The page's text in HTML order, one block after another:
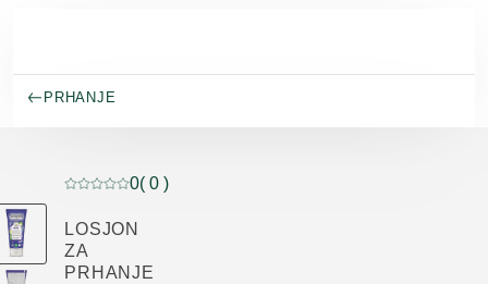
PRHANJE
Trenutna ocena: 0 od 5 zvezdic ocenil/-a 0 kupcev
0( 0 )
LOSJON
ZA
PRHANJE